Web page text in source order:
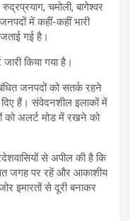
चमोली, बागेश्वर
में कहीं-कहीं भारी
गई है।
किया गया है।
जनपदों को सतर्क रहने
दिए हैं। संवेदनशील इलाकों में
को अलर्ट मोड में रखने को
से अपील की है कि
जगह पर रहें और आकाशीय
इमारतों से दूरी बनाकर